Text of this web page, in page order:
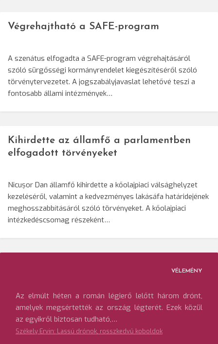
Végrehajtható a SAFE-program
A szenátus elfogadta a SAFE-program végrehajtásáról
szóló sürgősségi kormányrendelet kiegészítéséről szóló
törvénytervezetet. A jogszabályjavaslat lehetővé teszi a
fontosabb állami intézmények…
Kihirdette az államfő a parlamentben
elfogadott törvényeket
Nicușor Dan államfő kihirdette a kőolajpiaci válsághelyzet
kezeléséről, valamint a kedvezményes lakásáfa határidejének
meghosszabbításáról szóló törvényeket. A kőolajpiaci
intézkedéscsomag részeként…
VÉLEMÉNY
Az elmúlt héten a román légierő lelőtt három drónt,
amelyek megsértették az ország légterét. Ezek közül
az egyikről biztosan tudható,…
Székely Ervin: Lassú drónok, rosszkedvű koboldok